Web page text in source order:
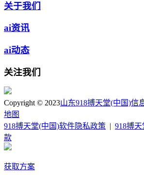
关于我们
ai资讯
ai动态
关注我们
Copyright © 2023山东918搏天堂(中国)信
地图
918搏天堂(中国)软件隐私政策
918搏
款
获取方案